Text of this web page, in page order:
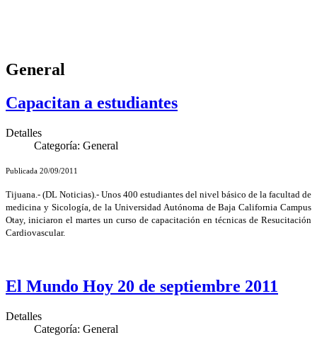
General
Capacitan a estudiantes
Detalles
Categoría: General
Publicada 20/09/2011
Tijuana.- (DL Noticias).- Unos 400 estudiantes del nivel básico de la facultad de
medicina y Sicología, de la Universidad Autónoma de Baja California Campus
Otay, iniciaron el martes un curso de capacitación en técnicas de Resucitación
Cardiovascular.
El Mundo Hoy 20 de septiembre 2011
Detalles
Categoría: General